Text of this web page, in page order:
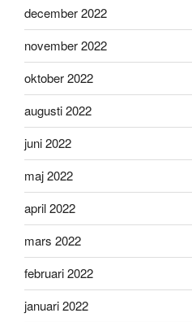
december 2022
november 2022
oktober 2022
augusti 2022
juni 2022
maj 2022
april 2022
mars 2022
februari 2022
januari 2022